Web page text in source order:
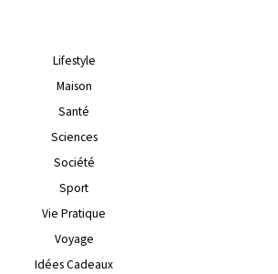
Lifestyle
Maison
Santé
Sciences
Société
Sport
Vie Pratique
Voyage
Idées Cadeaux